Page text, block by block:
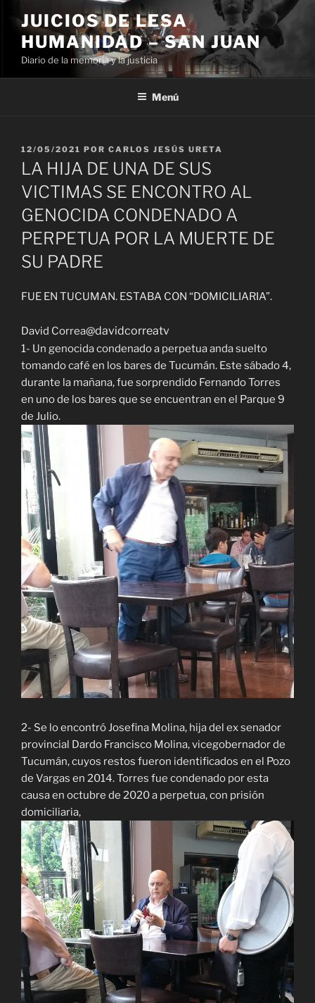
contenido
JUICIOS DE LESA
HUMANIDAD – SAN JUAN
Diario de la memoria y la justicia
Menú
PUBLICADO
EL
12/05/2021 POR CARLOS JESÚS URETA
LA HIJA DE UNA DE SUS
VICTIMAS SE ENCONTRO AL
GENOCIDA CONDENADO A
PERPETUA POR LA MUERTE DE
SU PADRE
FUE EN TUCUMAN. ESTABA CON “DOMICILIARIA”.
David Correa@davidcorreatv
1- Un genocida condenado a perpetua anda suelto
tomando café en los bares de Tucumán. Este sábado 4,
durante la mañana, fue sorprendido Fernando Torres
en uno de los bares que se encuentran en el Parque 9
de Julio.
2- Se lo encontró Josefina Molina, hija del ex senador
provincial Dardo Francisco Molina, vicegobernador de
Tucumán, cuyos restos fueron identificados en el Pozo
de Vargas en 2014. Torres fue condenado por esta
causa en octubre de 2020 a perpetua, con prisión
domiciliaria,